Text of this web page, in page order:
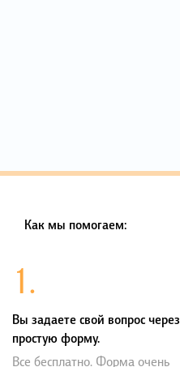
Как мы помогаем:
1.
Вы задаете свой вопрос через
простую форму.
Все бесплатно. Форма очень